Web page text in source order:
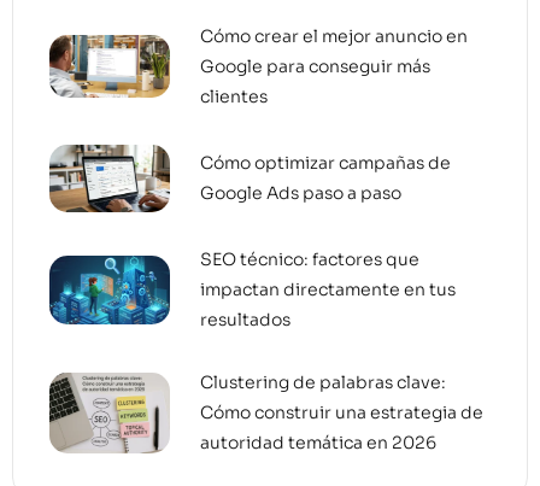
Cómo crear el mejor anuncio en
Google para conseguir más
clientes
Cómo optimizar campañas de
Google Ads paso a paso
SEO técnico: factores que
impactan directamente en tus
resultados
Clustering de palabras clave:
Cómo construir una estrategia de
autoridad temática en 2026